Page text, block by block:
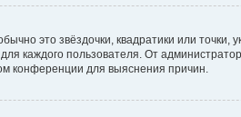
это звёздочки, квадратики или
каждого пользователя. От
конференции для выяснения причин.